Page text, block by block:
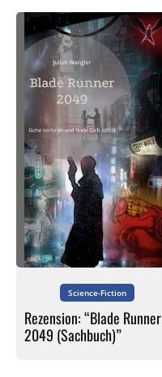
Science-Fiction
Rezension: “Blade Runner
2049 (Sachbuch)”